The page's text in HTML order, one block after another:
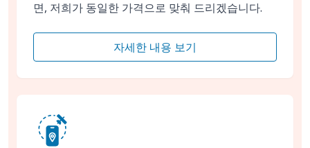
면, 저희가 동일한 가격으로 맞춰 드리겠습니다.
자세한 내용 보기